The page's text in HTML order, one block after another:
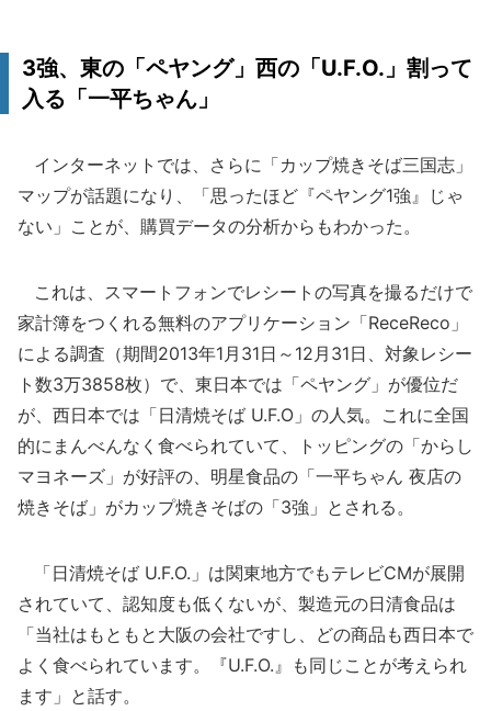
3強、東の「ペヤング」西の「U.F.O.」割って
入る「一平ちゃん」
インターネットでは、さらに「カップ焼きそば三国志」
マップが話題になり、「思ったほど『ペヤング1強』じゃ
ない」ことが、購買データの分析からもわかった。
これは、スマートフォンでレシートの写真を撮るだけで
家計簿をつくれる無料のアプリケーション「ReceReco」
による調査（期間2013年1月31日～12月31日、対象レシー
ト数3万3858枚）で、東日本では「ペヤング」が優位だ
が、西日本では「日清焼そば U.F.O」の人気。これに全国
的にまんべんなく食べられていて、トッピングの「からし
マヨネーズ」が好評の、明星食品の「一平ちゃん 夜店の
焼きそば」がカップ焼きそばの「3強」とされる。
「日清焼そば U.F.O.」は関東地方でもテレビCMが展開
されていて、認知度も低くないが、製造元の日清食品は
「当社はもともと大阪の会社ですし、どの商品も西日本で
よく食べられています。『U.F.O.』も同じことが考えられ
ます」と話す。